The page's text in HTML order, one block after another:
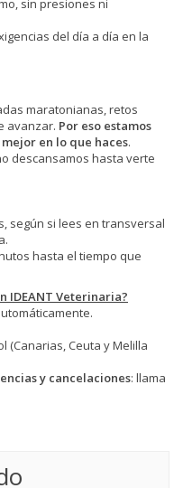
sin presiones ni
del día a día en la
maratonianas, retos
avanzar. Por eso estamos
en lo que haces.
descansamos hasta verte
según si lees en transversal
hasta el tiempo que
IDEANT Veterinaria?
(Canarias, Ceuta y Melilla
y cancelaciones: llama